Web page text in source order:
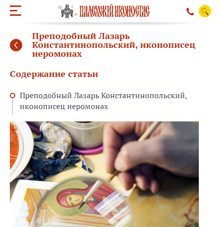
ОБРАТНЫЙ
Преподобный Лазарь
Константинопольский, иконописец
иеромонах
Содержание статьи
Преподобный Лазарь Константинопольский,
иконописец иеромонах